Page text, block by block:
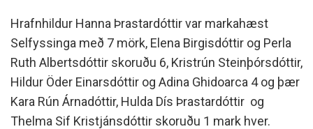
Hrafn­hild­ur Hanna Þrast­ar­dótt­ir var markahæst
Selfyssinga með 7 mörk, Elena Birg­is­dótt­ir og Perla
Ruth Al­berts­dótt­ir skoruðu 6, Kristrún Steinþórs­dótt­ir,
Hild­ur Öder Ein­ars­dótt­ir og Adina Ghido­arca 4 og þær
Kara Rún Árna­dótt­ir, Hulda Dís Þrast­ar­dótt­ir og
Thelma Sif Kristjáns­dótt­ir skoruðu 1 mark hver.